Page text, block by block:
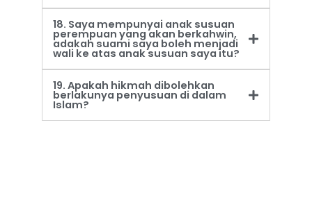
18. Saya mempunyai anak susuan
perempuan yang akan berkahwin,
adakah suami saya boleh menjadi
wali ke atas anak susuan saya itu?
19. Apakah hikmah dibolehkan
berlakunya penyusuan di dalam
Islam?